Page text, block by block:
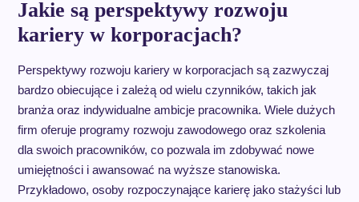
Jakie są perspektywy rozwoju
kariery w korporacjach?
Perspektywy rozwoju kariery w korporacjach są zazwyczaj
bardzo obiecujące i zależą od wielu czynników, takich jak
branża oraz indywidualne ambicje pracownika. Wiele dużych
firm oferuje programy rozwoju zawodowego oraz szkolenia
dla swoich pracowników, co pozwala im zdobywać nowe
umiejętności i awansować na wyższe stanowiska.
Przykładowo, osoby rozpoczynające karierę jako stażyści lub